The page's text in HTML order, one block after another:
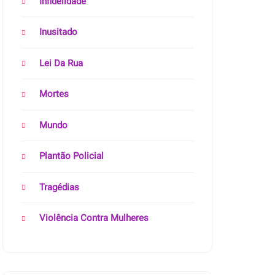
Inusitado
Lei Da Rua
Mortes
Mundo
Plantão Policial
Tragédias
Violência Contra Mulheres